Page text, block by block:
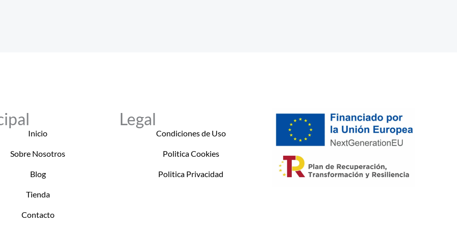
Inicio
Sobre Nosotros
Blog
Tienda
Contacto
Legal
Condiciones de Uso
Politica Cookies
Politica Privacidad